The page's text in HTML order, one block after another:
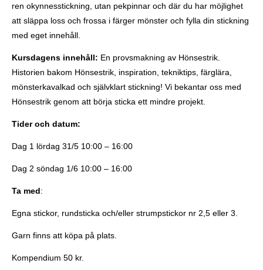
ren okynnesstickning, utan pekpinnar och där du har möjlighet
att släppa loss och frossa i färger mönster och fylla din stickning
med eget innehåll.
Kursdagens innehåll: En provsmakning av Hönsestrik.
Historien bakom Hönsestrik, inspiration, tekniktips, färglära,
mönsterkavalkad och självklart stickning! Vi bekantar oss med
Hönsestrik genom att börja sticka ett mindre projekt.
Tider och datum:
Dag 1 lördag 31/5 10:00 – 16:00
Dag 2 söndag 1/6 10:00 – 16:00
Ta med:
Egna stickor, rundsticka och/eller strumpstickor nr 2,5 eller 3.
Garn finns att köpa på plats.
Kompendium 50 kr.